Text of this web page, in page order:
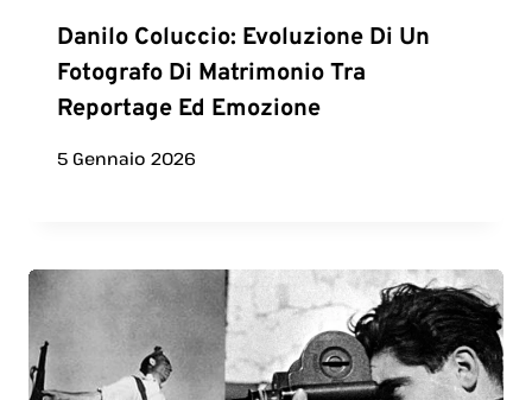
Danilo Coluccio: Evoluzione Di Un
Fotografo Di Matrimonio Tra
Reportage Ed Emozione
5 Gennaio 2026